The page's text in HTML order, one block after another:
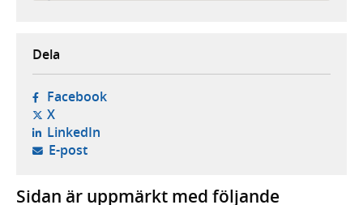
Dela
Facebook- öppnas i ny flik, extern webbplats,
X- öppnas i ny flik, extern webbplats,
LinkedIn- öppnas i ny flik, extern webbplats,
E-post- öppnar din e-postklient,
Sidan är uppmärkt med följande